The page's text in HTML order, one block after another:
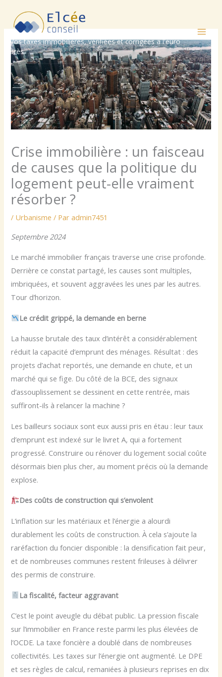
contenu
Vos taxes immobilières, vérifiées et corrigées à l'euro
près
Crise immobilière : un faisceau
de causes que la politique du
logement peut-elle vraiment
résorber ?
/ Urbanisme / Paradmin7451
Septembre 2024
Le marché immobilier français traverse une crise profonde.
Derrière ce constat partagé, les causes sont multiples,
imbriquées, et souvent aggravées les unes par les autres.
Tour d’horizon.
Le crédit grippé, la demande en berne
La hausse brutale des taux d’intérêt a considérablement
réduit la capacité d’emprunt des ménages. Résultat : des
projets d’achat reportés, une demande en chute, et un
marché qui se fige. Du côté de la BCE, des signaux
d’assouplissement se dessinent en cette rentrée, mais
suffiront-ils à relancer la machine ?
Les bailleurs sociaux sont eux aussi pris en étau : leur taux
d’emprunt est indexé sur le livret A, qui a fortement
progressé. Construire ou rénover du logement social coûte
désormais bien plus cher, au moment précis où la demande
explose.
Des coûts de construction qui s’envolent
L’inflation sur les matériaux et l’énergie a alourdi
durablement les coûts de construction. À cela s’ajoute la
raréfaction du foncier disponible : la densification fait peur,
et de nombreuses communes restent frileuses à délivrer
des permis de construire.
La fiscalité, facteur aggravant
C’est le point aveugle du débat public. La pression fiscale
sur l’immobilier en France reste parmi les plus élevées de
l’OCDE. La taxe foncière a doublé dans de nombreuses
collectivités. Les taxes sur l’énergie ont augmenté. Le DPE
et ses règles de calcul, remaniées à plusieurs reprises en dix